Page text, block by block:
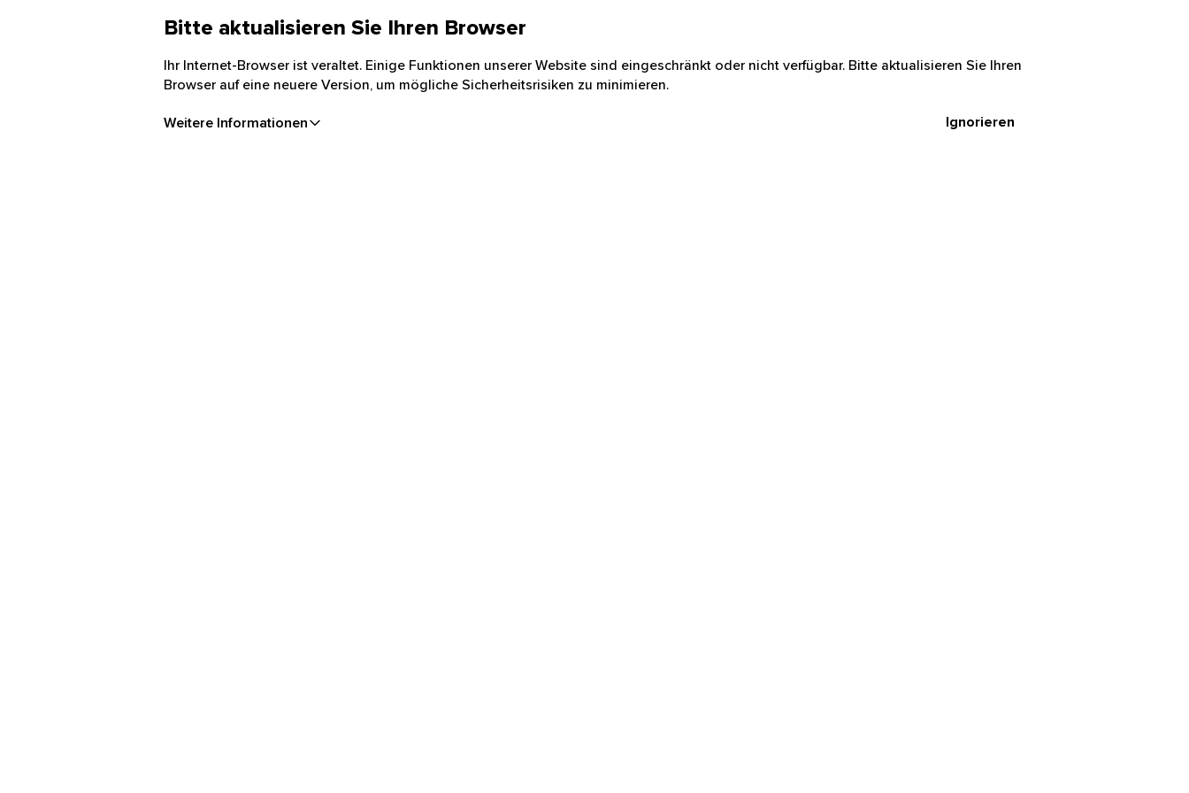
Bitte aktualisieren Sie Ihren Browser
Ihr Internet-Browser ist veraltet. Einige Funktionen unserer Website sind eingeschränkt oder nicht verfügbar. Bitte aktualisieren Sie Ihren
Browser auf eine neuere Version, um mögliche Sicherheitsrisiken zu minimieren.
Weitere Informationen Ignorieren